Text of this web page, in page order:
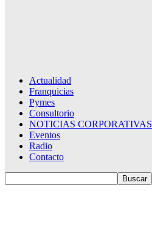
Actualidad
Franquicias
Pymes
Consultorio
NOTICIAS CORPORATIVAS
Eventos
Radio
Contacto